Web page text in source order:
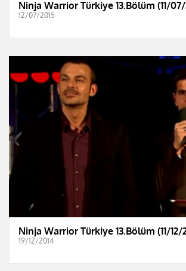
Ninja Warrior Türkiye 13.Bölüm (11/07/
12/07/2015
Ninja Warrior Türkiye 13.Bölüm (11/12/
19/12/2014